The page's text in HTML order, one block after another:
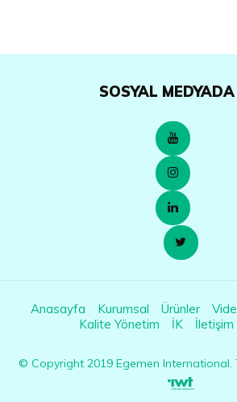
SOSYAL
Anasayfa Kurumsal Ürünler
Kalite Yönetim
İK İletişim
© Copyright 2019Egemen International.